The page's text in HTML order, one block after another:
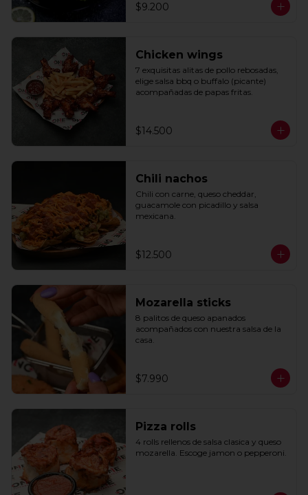
$9.200
Chicken wings
7 exquisitas alitas de pollo rebosadas,
elige salsa bbq o buffalo (picante)
acompañadas de papas fritas.
$14.500
Chili nachos
Chili con carne, queso cheddar,
guacamole con picadillo y salsa
mexicana.
$12.500
Mozarella sticks
8 palitos de queso apanados
acompañados con nuestra salsa de la
casa.
$7.990
Pizza rolls
4 rolls rellenos de salsa clasica y queso
mozarella. Escoge jamon o pepperoni.